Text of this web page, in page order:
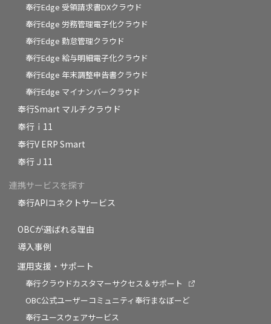
奉行Edge 受領請求書DXクラウド
奉行Edge 労務管理電子化クラウド
奉行Edge 勤怠管理クラウド
奉行Edge 給与明細電子化クラウド
奉行Edge 年末調整申告書クラウド
奉行Edge マイナンバークラウド
奉行Smart マルチクラウド
奉行ｉ11
奉行V ERP Smart
奉行Ｊ11
連携サービスを探す
奉行APIコネクトサービス
OBCが選ばれる理由
導入事例
運用支援・サポート
奉行クラウドカスタマーサクセス＆サポート
OBC公式ユーザーコミュニティ奉行まなぼーど
奉行ユースウェアサービス